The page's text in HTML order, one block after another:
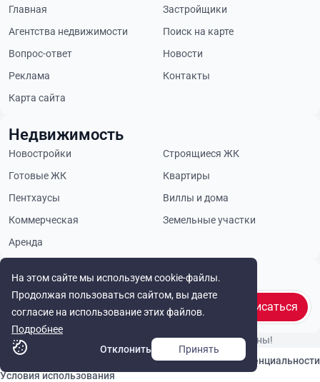
На этом сайте мы используем cookie-файлы.
Продолжая пользоваться сайтом, вы даете
согласие на использование этих файлов.
Подробнее
Отклонить
Принять
Будьте в курсе
Подписаться
Главная
Застройщики
Агентства недвижимости
Поиск на карте
Вопрос-ответ
Новости
Реклама
Контакты
Карта сайта
Недвижимость
Новостройки
Строящиеся ЖК
Готовые ЖК
Квартиры
Пентхаусы
Виллы и дома
Коммерческая
Земельные участки
Аренда
© Cyprus Realestate 2026. Все права защищены!
Политика конфиденциальности
Условия использования